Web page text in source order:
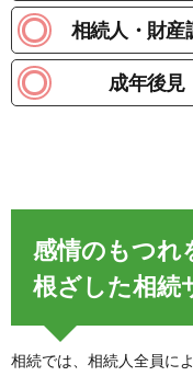
相続人・財産
成年後見
感情のもつ
根ざした相続
相続では、相続人全員に